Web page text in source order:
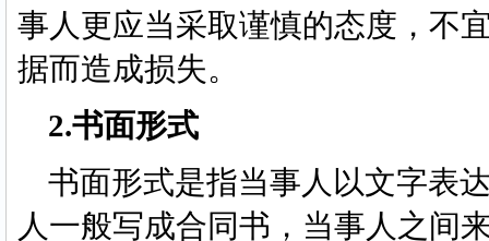
事人更应当采取谨慎的态度，不
据而造成损失。
2.书面形式
书面形式是指当事人以文字表
人一般写成合同书，当事人之间